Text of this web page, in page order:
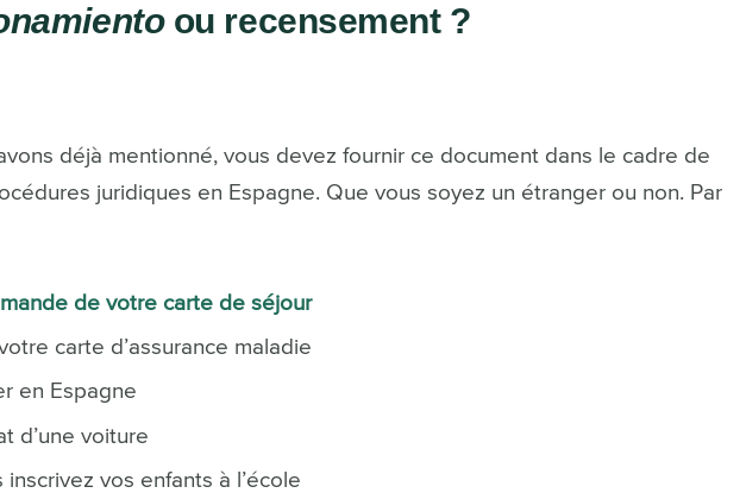
ou recensement ?
déjà mentionné, vous devez fournir ce document dans le cadre de
juridiques en Espagne. Que vous soyez un étranger ou non. Par
de votre carte de séjour
carte d’assurance maladie
en Espagne
d’une voiture
inscrivez vos enfants à l’école